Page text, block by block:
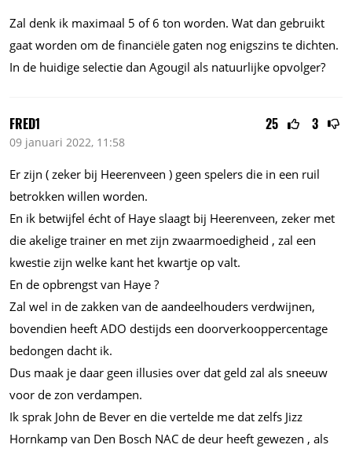
Zal denk ik maximaal 5 of 6 ton worden. Wat dan gebruikt
gaat worden om de financiële gaten nog enigszins te dichten.
In de huidige selectie dan Agougil als natuurlijke opvolger?
25 3
FRED1
09 januari 2022, 11:58
Er zijn ( zeker bij Heerenveen ) geen spelers die in een ruil
betrokken willen worden.
En ik betwijfel écht of Haye slaagt bij Heerenveen, zeker met
die akelige trainer en met zijn zwaarmoedigheid , zal een
kwestie zijn welke kant het kwartje op valt.
En de opbrengst van Haye ?
Zal wel in de zakken van de aandeelhouders verdwijnen,
bovendien heeft ADO destijds een doorverkooppercentage
bedongen dacht ik.
Dus maak je daar geen illusies over dat geld zal als sneeuw
voor de zon verdampen.
Ik sprak John de Bever en die vertelde me dat zelfs Jizz
Hornkamp van Den Bosch NAC de deur heeft gewezen , als